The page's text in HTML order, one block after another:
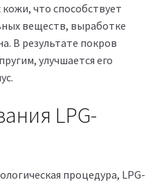
что способствует
веществ, выработке
В результате покров
улучшается его
LPG-
процедура, LPG-